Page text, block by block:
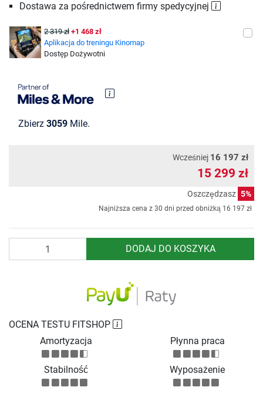
Dostawa za pośrednictwem firmy spedycyjnej
2 319 zł +1 468 zł
Aplikacja do treningu Kinomap
Dostęp Dożywotni
Zbierz 3059 Mile.
Wcześniej 16 197 zł
15 299 zł
Oszczędzasz 5%
Najniższa cena z 30 dni przed obniżką 16 197 zł
DODAJ DO KOSZYKA
OCENA TESTU FITSHOP
Amortyzacja
Płynna praca
Stabilność Wyposażenie